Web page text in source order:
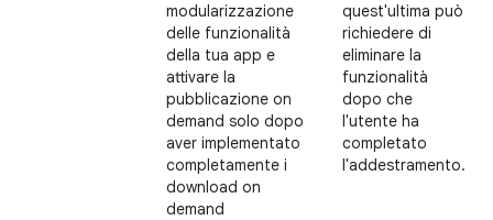
modularizzazione
delle funzionalità
della tua app e
attivare la
pubblicazione on
demand solo dopo
aver implementato
completamente i
download on
demand
quest'ultima può
richiedere di
eliminare la
funzionalità
dopo che
l'utente ha
completato
l'addestramento.